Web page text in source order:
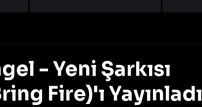
- Yeni Şarkısı
Fire)'ı Yayınladı